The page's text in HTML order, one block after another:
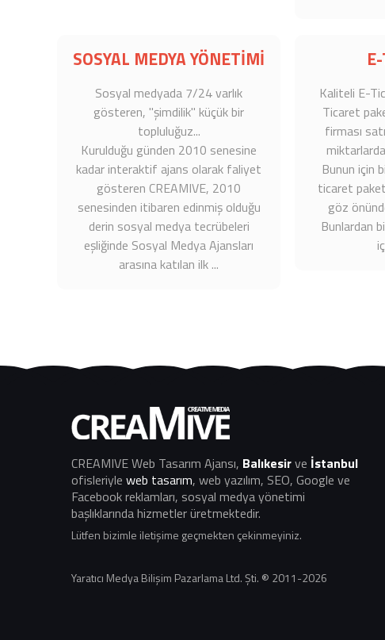
SOSYAL MEDYA YÖNETİMİ
Sosyal medyada 7/24 varlık
gösteren, "şimdilik" küçük bir
topluluğuz...
Kurulduğu günden 2010 senesine
kadar interaktif ajans olarak faliyet
gösteren CREAMIVE, 2010
senesinden itibaren edinmiş olduğu
derin sosyal medya tecrübeleri
eşliğinde Sosyal Medya Ajansları
arasına katılan ilk ...
Kaliteli E-
Ticaret
firması
Bunun için
ticaret
göz
Bunlardan
CREAMIVE Web Tasarım Ajansı, Balıkesirve İstanbul
ofisleriyle web tasarım, web yazılım, SEO, Google ve
Facebook reklamları, sosyal medya yönetimi
başlıklarında hizmetler üretmektedir.
Lütfen bizimle iletişime geçmekten çekinmeyiniz.
Yaratıcı Medya Bilişim Pazarlama Ltd. Şti. ® 2011-2026